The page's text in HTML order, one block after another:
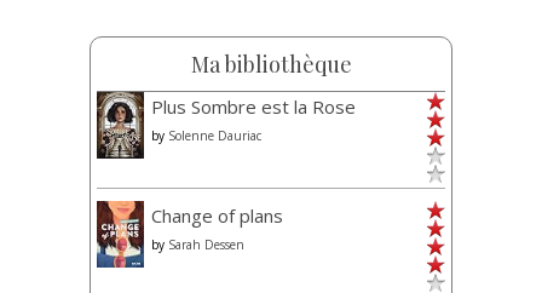
Ma bibliothèque
Plus Sombre est la Rose
by Solenne Dauriac
Change of plans
by Sarah Dessen